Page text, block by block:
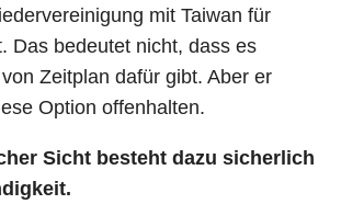
mit Taiwan für
Das bedeutet nicht, dass es
Zeitplan dafür gibt. Aber er
Option offenhalten.
Sicht besteht dazu sicherlich